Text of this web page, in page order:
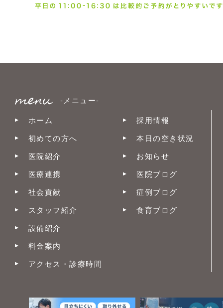
-メニュー-
ホーム
初めての方へ
医院紹介
医療連携
社会貢献
スタッフ紹介
設備紹介
料金案内
アクセス・診療時間
採用情報
本日の空き状況
お知らせ
医院ブログ
症例ブログ
食育ブログ